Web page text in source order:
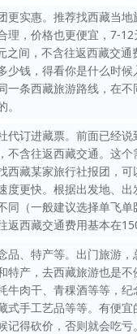
更实惠。推荐找西藏当
理，价格也更便宜，7-
之间，不含往返西藏交通
少钱，得看你是什么时
一条西藏旅游路线，在
代订进藏票。前面已经
不含往返西藏交通。这
西藏某家旅行社报团，
度更快。根据出发地、
同（一般建议选择单飞
返西藏交通费用基本在
品、特产等。出门旅游
特产，去西藏旅游也是
牛肉干、青稞酒等等，
式手工艺品等等。有便
记得砍价，否则就会吃